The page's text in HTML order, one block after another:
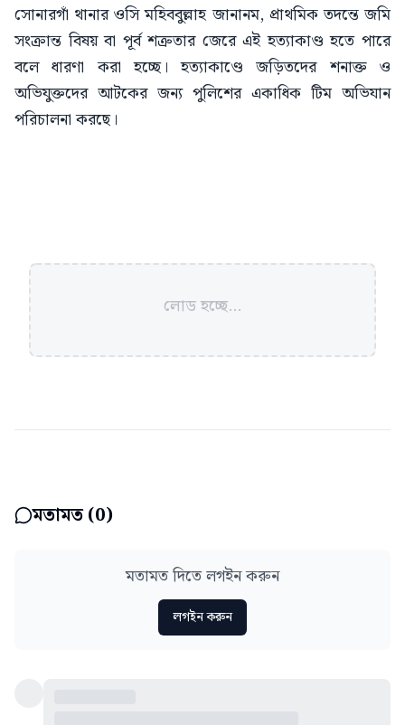
সোনারগাঁ থানার ওসি মহিববুল্লাহ জানানম, প্রাথমিক তদন্তে জমি
সংক্রান্ত বিষয় বা পূর্ব শত্রুতার জেরে এই হত্যাকাণ্ড হতে পারে
বলে ধারণা করা হচ্ছে। হত্যাকাণ্ডে জড়িতদের শনাক্ত ও
অভিযুক্তদের আটকের জন্য পুলিশের একাধিক টিম অভিযান
পরিচালনা করছে।
লোড হচ্ছে...
মতামত (0)
মতামত দিতে লগইন করুন
লগইন করুন